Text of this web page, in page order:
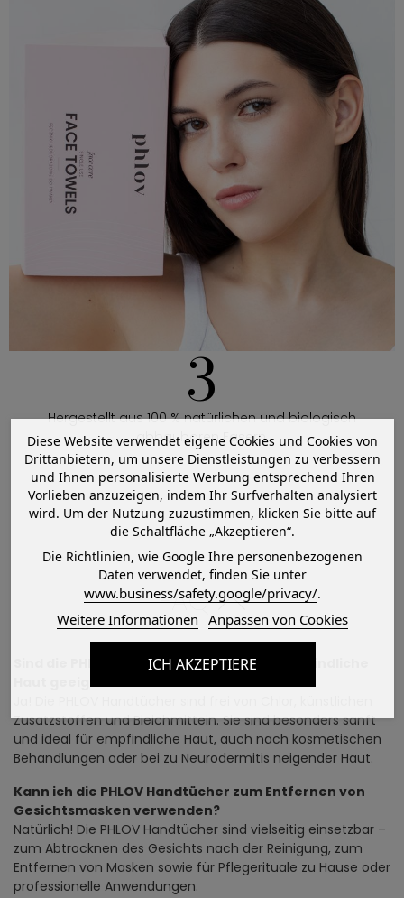
3
Hergestellt aus 100 % natürlichen und biologisch
abbaubaren Fasern.
FAQ
Sind die PHLOV Einweghandtücher für empfindliche
Zusatzstoffen und Bleichmitteln. Sie sind besonders sanft
und ideal für empfindliche Haut, auch nach kosmetischen
Behandlungen oder bei zu Neurodermitis neigender Haut.
Kann ich die PHLOV Handtücher zum Entfernen von
Gesichtsmasken verwenden?
Natürlich! Die PHLOV Handtücher sind vielseitig einsetzbar –
zum Abtrocknen des Gesichts nach der Reinigung, zum
Entfernen von Masken sowie für Pflegerituale zu Hause oder
professionelle Anwendungen.
Diese Website verwendet eigene Cookies und Cookies von
Drittanbietern, um unsere Dienstleistungen zu verbessern
und Ihnen personalisierte Werbung entsprechend Ihren
Vorlieben anzuzeigen, indem Ihr Surfverhalten analysiert
wird. Um der Nutzung zuzustimmen, klicken Sie bitte auf
die Schaltfläche „Akzeptieren“.
Die Richtlinien, wie Google Ihre personenbezogenen
Daten verwendet, finden Sie unter
www.business/safety.google/privacy/.
Weitere Informationen Anpassen von Cookies
ICH AKZEPTIERE